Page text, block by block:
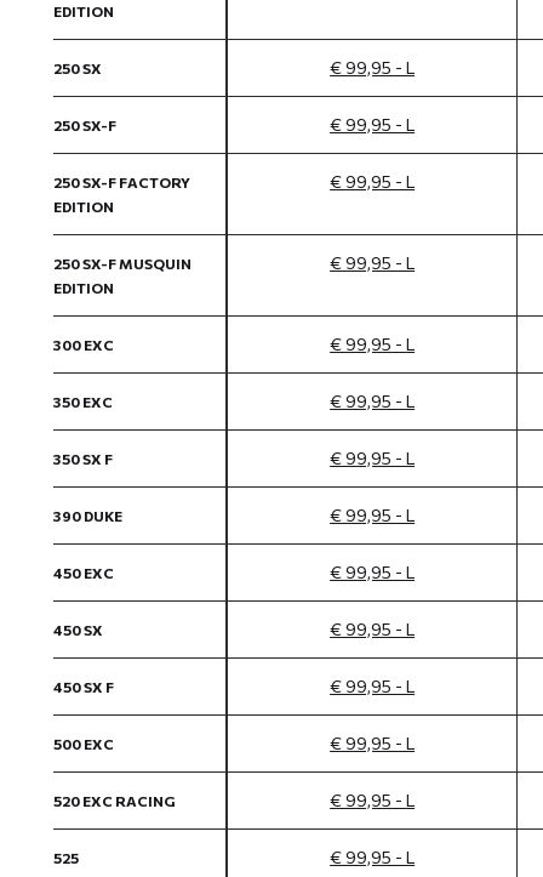
EDITION
250 SX € 99,95 - L
250 SX-F € 99,95 - L
250 SX-F FACTORY
EDITION
€ 99,95 - L
250 SX-F MUSQUIN
EDITION
€ 99,95 - L
300 EXC € 99,95 - L
350 EXC € 99,95 - L
350 SX F € 99,95 - L
390 DUKE € 99,95 - L
450 EXC € 99,95 - L
450 SX € 99,95 - L
450 SX F € 99,95 - L
500 EXC € 99,95 - L
520 EXC RACING € 99,95 - L
525 € 99,95 - L